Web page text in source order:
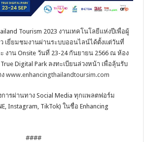
Tourism 2023 งานเทคโนโลยีแห่งปีเพื่อผู้
เยี่ยมชมงานผ่านระบบออนไลน์ได้ตั้งแต่วันที่
งาน Onsite วันที่ 23-24 กันยายน 2566 ณ ห้อง
Digital Park ลงทะเบียนล่วงหน้า เพื่อลุ้นรับ
งwww.enhancingthailandtoursim.com
ารผ่านทาง Social Media ทุกแพลตฟอร์ม
Instagram, TikTok) ในชื่อ Enhancing
####